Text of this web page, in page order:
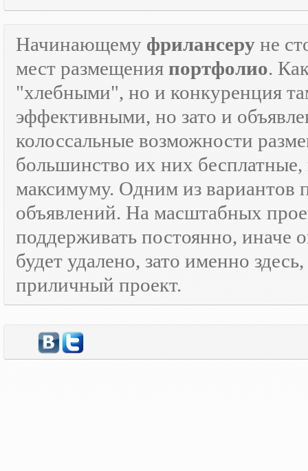
Начинающему фрилансеру не
мест размещения портфолио.
"хлебными", но и конкуренция
эффективными, но зато и
колоссальные возможности
большинство их них
максимуму. Одним из вариантов
объявлений. На масштабных
поддерживать постоянно, иначе
будет удалено, зато именно
приличный проект.